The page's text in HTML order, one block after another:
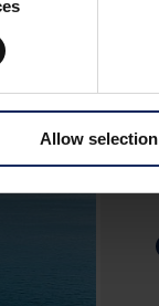
Allow selection